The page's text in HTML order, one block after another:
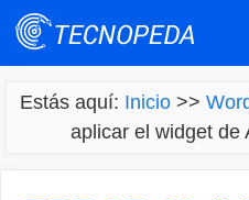
Saltar
Estás aquí: Inicio >>
aplicar el widget de